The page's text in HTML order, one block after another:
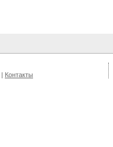
| Контакты